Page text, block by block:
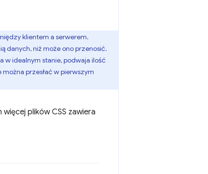
klientem a serwerem.
danych, niż może ono przenosić.
w idealnym stanie, podwaja ilość
przesłać w pierwszym
plików CSS zawiera